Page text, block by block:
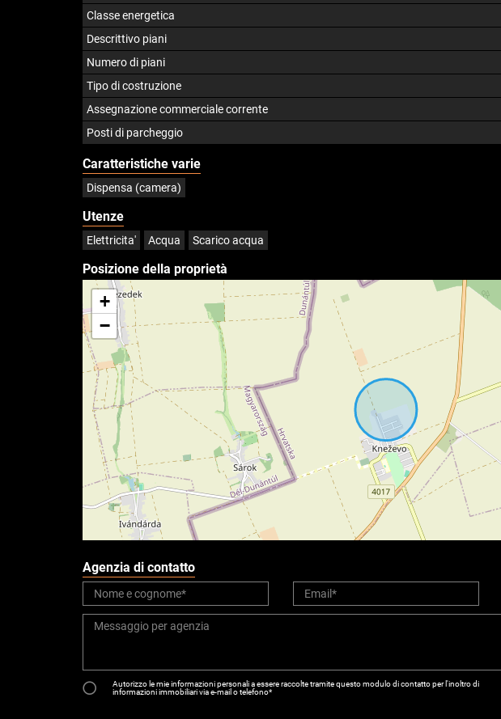
Classe energetica
Descrittivo piani
Numero di piani
Tipo di costruzione
Assegnazione commerciale corrente
Posti di parcheggio
Caratteristiche varie
Dispensa (camera)
Utenze
Elettricita' Acqua Scarico acqua
Posizione della proprietà
+
−
Agenzia di contatto
Autorizzo le mie informazioni personali a essere raccolte tramite questo modulo di contatto per l'inoltro di
informazioni immobiliari via e-mail o telefono*